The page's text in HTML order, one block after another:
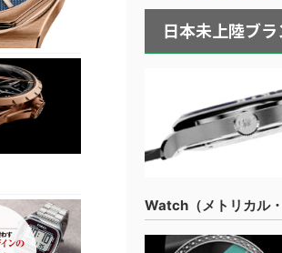
日本未上陸ブラ
Watch（メトリカル